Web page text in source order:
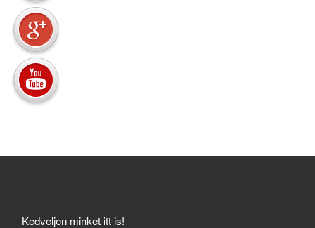
Kedveljen minket itt is!